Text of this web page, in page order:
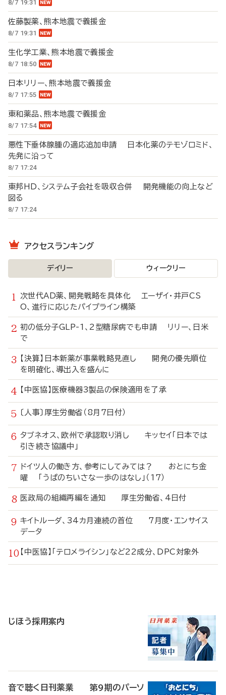
8/7 19:31
佐藤製薬、熊本地震で義援金
8/7 19:31
生化学工業、熊本地震で義援金
8/7 18:50
日本リリー、熊本地震で義援金
8/7 17:55
東和薬品、熊本地震で義援金
8/7 17:54
悪性下垂体腺腫の適応追加申請 日本化薬のテモゾロミド、
先発に沿って
8/7 17:24
東邦HD、システム子会社を吸収合併 開発機能の向上など
図る
8/7 17:24
アクセスランキング
デイリー ウィークリー
次世代AD薬、開発戦略を具体化 エーザイ・井戸CS
O、進行に応じたパイプライン構築
初の低分子GLP-1、2型糖尿病でも申請 リリー、日米
で
【決算】日本新薬が事業戦略見直し 開発の優先順位
を明確化、導出入を盛んに
【中医協】医療機器3製品の保険適用を了承
〔人事〕厚生労働省（8月7日付）
タブネオス、欧州で承認取り消し キッセイ「日本では
引き続き協議中」
ドイツ人の働き方、参考にしてみては？ おとにち金
曜 「うぱのちいさな一歩のはなし」（17）
医政局の組織再編を通知 厚生労働省、4日付
キイトルーダ、34カ月連続の首位 7月度・エンサイス
データ
【中医協】「テロメライシン」など22成分、DPC対象外
じほう採用案内
音で聴く日刊薬業 第9期のパーソ